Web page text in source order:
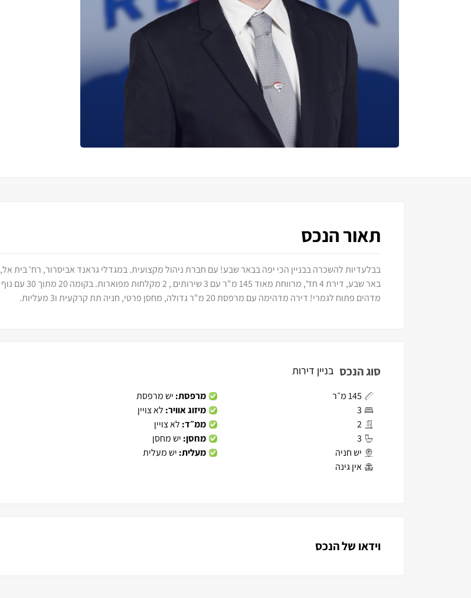
תאור הנכס
בבלעדיות להשכרה בבניין הכי יפה בבאר שבע! עם חברת ניהול מקצועית. במגדלי גראנד אביסרור, רח' בית אל,
באר שבע, דירת 4 חד', מרווחת מאוד 145 מ"ר עם 3 שירותים , 2 מקלחות מפוארות. בקומה 20 מתוך 30 עם נוף
מדהים פתוח לגמרי! דירה מדהימה עם מרפסת 20 מ"ר גדולה, מחסן פרטי, חניה תת קרקעית ו3 מעליות.
סוג הנכס בניין דירות
145 מ״ר
3
2
3
יש חניה
אין גינה
מרפסת: יש מרפסת
מיזוג אוויר: לא צויין
ממ״ד: לא צויין
מחסן: יש מחסן
מעלית: יש מעלית
וידאו של הנכס